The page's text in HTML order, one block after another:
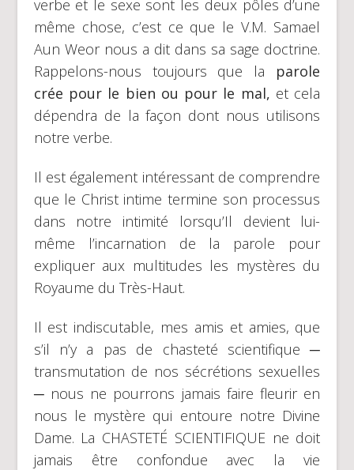
verbe et le sexe sont les deux pôles d’une
même chose, c’est ce que le V.M. Samael
Aun Weor nous a dit dans sa sage doctrine.
Rappelons-nous toujours que la parole
crée pour le bien ou pour le mal, et cela
dépendra de la façon dont nous utilisons
notre verbe.
Il est également intéressant de comprendre
que le Christ intime termine son processus
dans notre intimité lorsqu’Il devient lui-
même l’incarnation de la parole pour
expliquer aux multitudes les mystères du
Royaume du Très-Haut.
Il est indiscutable, mes amis et amies, que
s’il n’y a pas de chasteté scientifique ─
transmutation de nos sécrétions sexuelles
─ nous ne pourrons jamais faire fleurir en
nous le mystère qui entoure notre Divine
Dame. La CHASTETÉ SCIENTIFIQUE ne doit
jamais être confondue avec la vie